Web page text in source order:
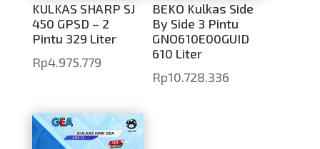
KULKAS SHARP SJ
450 GPSD – 2
Pintu 329 Liter
Rp4.975.779
BEKO Kulkas Side
By Side 3 Pintu
GNO610E00GUID
610 Liter
Rp10.728.336